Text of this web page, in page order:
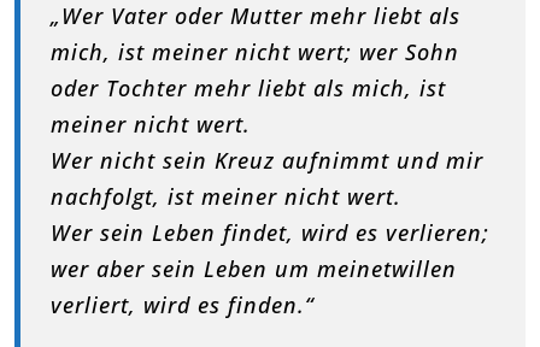
„Wer Vater oder Mutter mehr liebt als
mich, ist meiner nicht wert; wer Sohn
oder Tochter mehr liebt als mich, ist
meiner nicht wert.
Wer nicht sein Kreuz aufnimmt und mir
nachfolgt, ist meiner nicht wert.
Wer sein Leben findet, wird es verlieren;
wer aber sein Leben um meinetwillen
verliert, wird es finden.“